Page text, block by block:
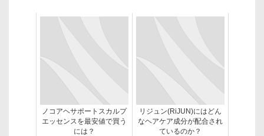
ノコアヘサポートスカルプ
エッセンスを最安値で買う
には？
リジュン(RiJUN)にはどん
なヘアケア成分が配合され
ているのか？